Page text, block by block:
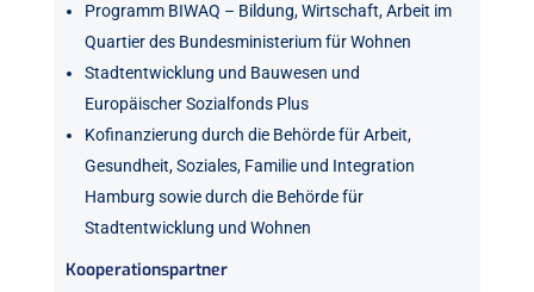
Programm BIWAQ – Bildung, Wirtschaft, Arbeit im
Quartier des Bundesministerium für Wohnen
Stadtentwicklung und Bauwesen und
Europäischer Sozialfonds Plus
Kofinanzierung durch die Behörde für Arbeit,
Gesundheit, Soziales, Familie und Integration
Hamburg sowie durch die Behörde für
Stadtentwicklung und Wohnen
Kooperationspartner